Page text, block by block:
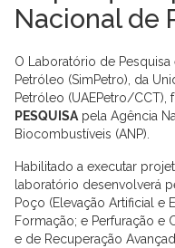
Nacional de
O Laboratório de
Petróleo (SimPetro), da
Petróleo (UAEPetro/CCT),
PESQUISA pela Agência
Biocombustíveis (ANP).
Habilitado a executar
laboratório desenvolverá
Poço (Elevação Artificial e
Formação; e Perfuração e
e de Recuperação